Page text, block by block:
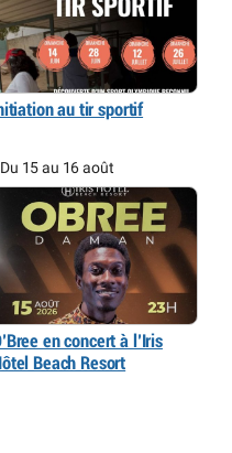
au tir sportif
Du 15 au 16 août
en concert à l’Iris
Beach Resort